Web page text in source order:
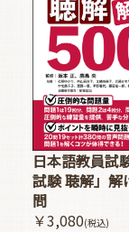
日本語教員試
試験 聴解」解
問
￥3,080(税込)